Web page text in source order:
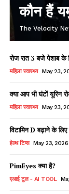
कौन हैं
The Velocity
रोज रात 3 बजे पेशाब के
महिला स्वास्थ्य May 23,
क्या आप भी घंटों यूरिन
महिला स्वास्थ्य May 23,
विटामिन D बढ़ाने के
हेल्थ टिप्स May 23, 2026
PimEyes क्या है?
एआई टूल - AI TOOL